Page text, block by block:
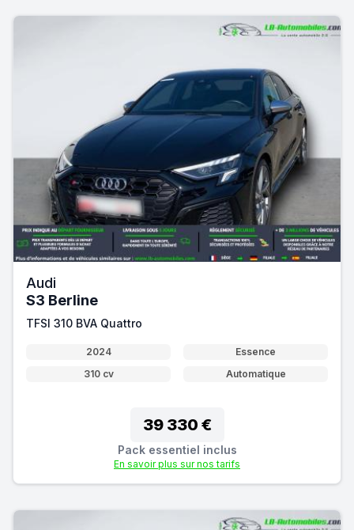
Audi
S3 Berline
TFSI 310 BVA Quattro
2024
Essence
310 cv
Automatique
39 330 €
Pack essentiel inclus
En savoir plus sur nos tarifs